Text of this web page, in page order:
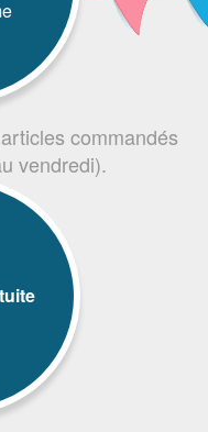
commandés
vendredi).